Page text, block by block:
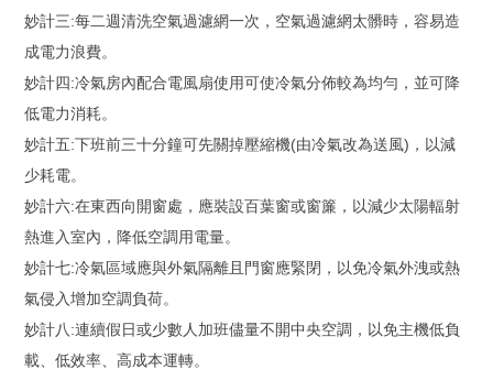
妙計三:每二週清洗空氣過濾網一次，空氣過濾網太髒時，容易造
成電力浪費。
妙計四:冷氣房內配合電風扇使用可使冷氣分佈較為均勻，並可降
低電力消耗。
妙計五:下班前三十分鐘可先關掉壓縮機(由冷氣改為送風)，以減
少耗電。
妙計六:在東西向開窗處，應裝設百葉窗或窗簾，以減少太陽輻射
熱進入室內，降低空調用電量。
妙計七:冷氣區域應與外氣隔離且門窗應緊閉，以免冷氣外洩或熱
氣侵入增加空調負荷。
妙計八:連續假日或少數人加班儘量不開中央空調，以免主機低負
載、低效率、高成本運轉。